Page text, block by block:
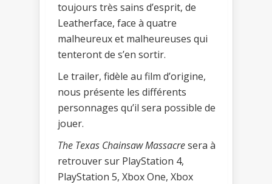
toujours très sains d’esprit, de
Leatherface, face à quatre
malheureux et malheureuses qui
tenteront de s’en sortir.
Le trailer, fidèle au film d’origine,
nous présente les différents
personnages qu’il sera possible de
jouer.
The Texas Chainsaw Massacresera à
retrouver sur PlayStation 4,
PlayStation 5, Xbox One, Xbox